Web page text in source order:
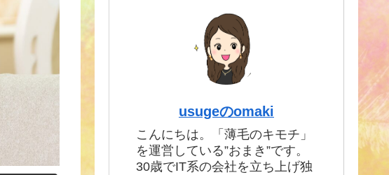
usugeのomaki
こんにちは。「薄毛のキモチ」
を運営している”おまき”です。
30歳でIT系の会社を立ち上げ独